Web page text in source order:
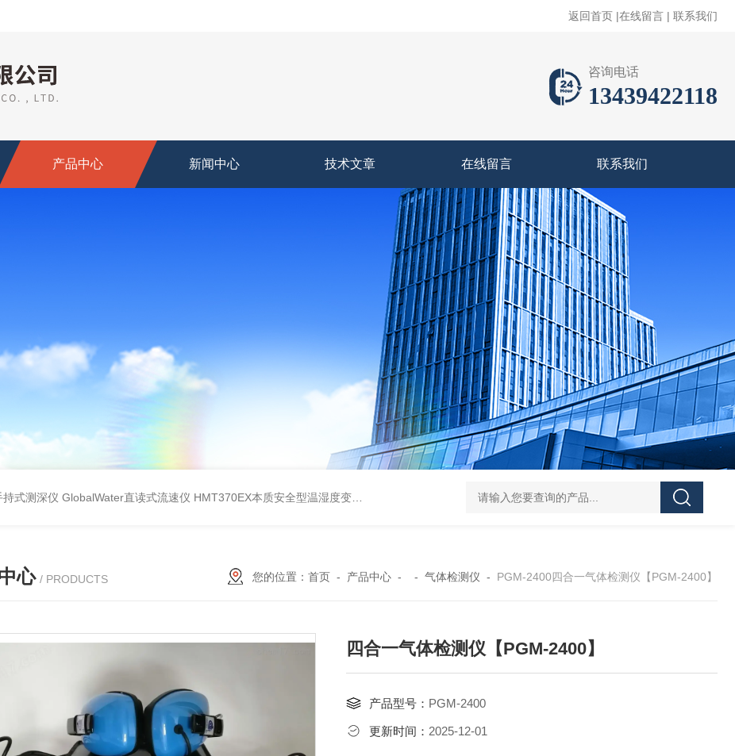
返回首页 |在线留言 | 联系我们
咨询电话
13439422118
产品中心 新闻中心 技术文章 在线留言 联系我们
式测深仪 GlobalWater直读式流速仪 HMT370EX本质安全型温湿度变送器系列 适用于 0 区和 20 区 DS-50d韩国大成管道漏水检测仪 DS-50d韩国
心 / PRODUCTS 您的位置： 首页 - 产品中心 - - 气体检测仪 - PGM-2400四合一气体检测仪【PGM-2400】
四合一气体检测仪【PGM-2400】
产品型号： PGM-2400
更新时间： 2025-12-01